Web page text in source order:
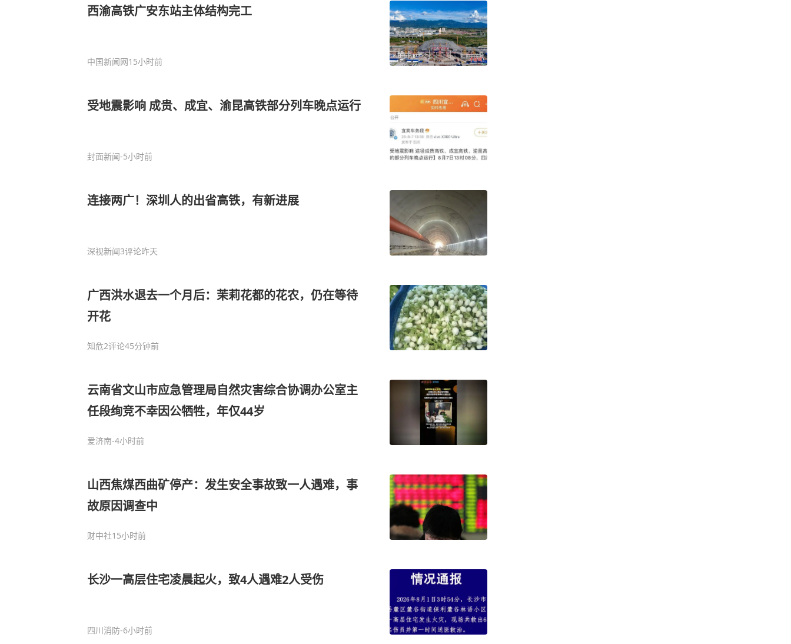
西渝高铁广安东站主体结构完工
中国新闻网15小时前
受地震影响 成贵、成宜、渝昆高铁部分列车晚点运行
封面新闻-5小时前
连接两广！深圳人的出省高铁，有新进展
深视新闻3评论昨天
广西洪水退去一个月后：茉莉花都的花农，仍在等待
开花
知危2评论45分钟前
​云南省文山市应急管理局自然灾害综合协调办公室主
任段绚竞不幸因公牺牲，年仅44岁
爱济南-4小时前
山西焦煤西曲矿停产：发生安全事故致一人遇难，事
故原因调查中
财中社15小时前
长沙一高层住宅凌晨起火，致4人遇难2人受伤
四川消防-6小时前